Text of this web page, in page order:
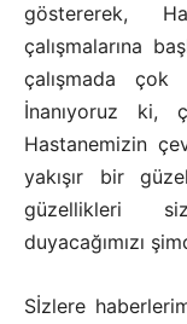
göstererek,
çalışmalarına
çalışmada çok
İnanıyoruz ki,
Hastanemizin
yakışır bir
güzellikleri
duyacağımızı
Sİzlere